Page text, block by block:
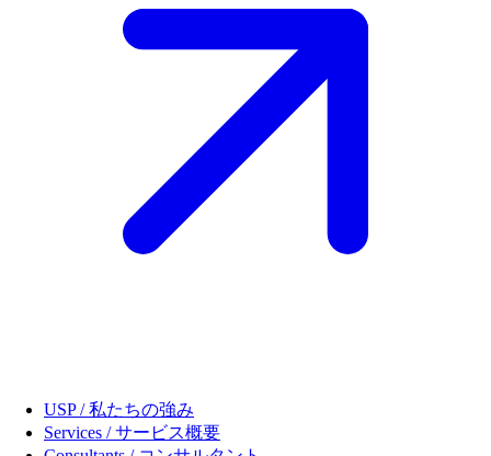
USP / 私たちの強み
Services / サービス概要